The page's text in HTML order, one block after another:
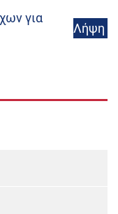
για
Λήψη